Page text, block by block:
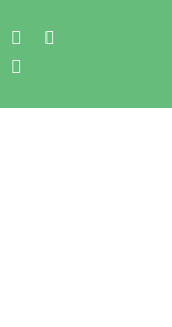
instagram